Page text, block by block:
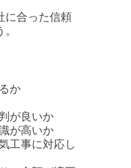
に合った信頼
か
が良いか
が高いか
工事に対応し